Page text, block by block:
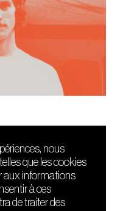
FRIENDS
Nuits sonores
HEAT
Hôtel71
nous
que les cookies
aux informations
à ces
de traiter des